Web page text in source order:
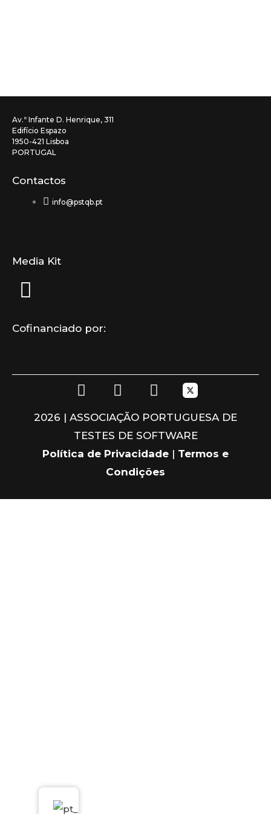
Av.ª Infante D. Henrique, 311
Edifício Espazo
1950-421 Lisboa
PORTUGAL
Contactos
info@pstqb.pt
Media Kit
Cofinanciado por:
F
a
c
e
b
o
L
i
n
k
e
d
i
I
n
s
t
a
g
r
m
2026 | ASSOCIAÇÃO PORTUGUESA DE
TESTES DE SOFTWARE
Política de Privacidade | Termos e
Condições